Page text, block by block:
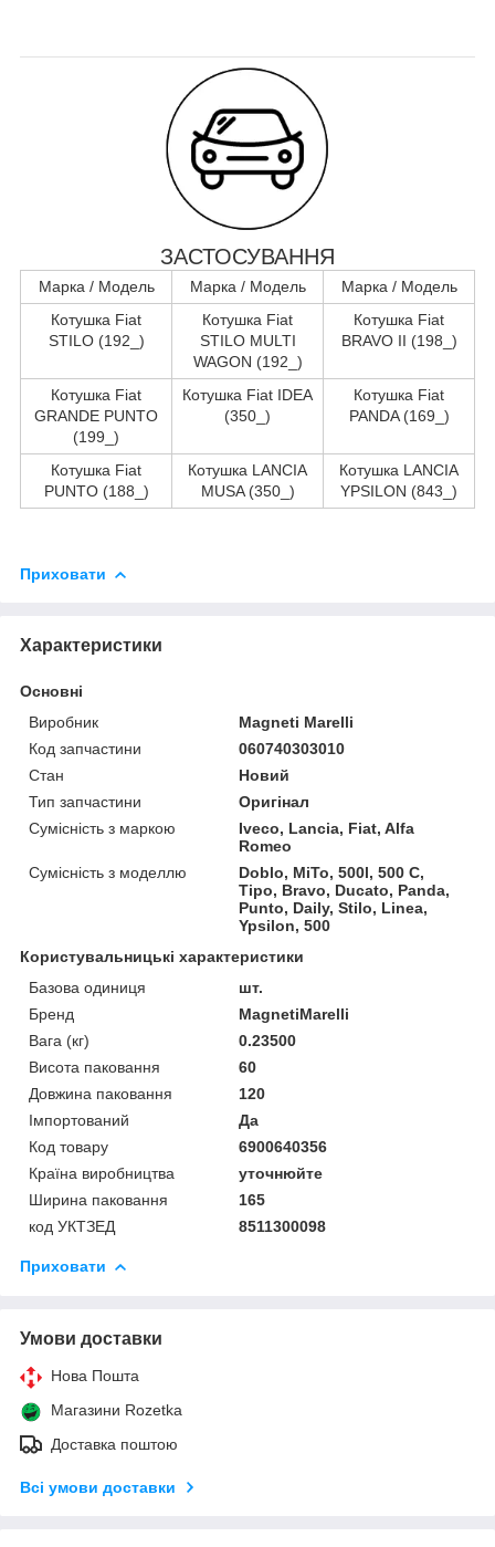
ЗАСТОСУВАННЯ
Марка / Модель Марка / Модель
Марка / Модель
Котушка Fiat
STILO (192_)
Котушка Fiat
STILO MULTI
WAGON (192_)
Котушка Fiat
BRAVO II (198_)
Котушка Fiat
GRANDE PUNTO
(199_)
Котушка Fiat IDEA
(350_)
Котушка Fiat
PANDA (169_)
Котушка Fiat
PUNTO (188_)
Котушка LANCIA
MUSA (350_)
Котушка LANCIA
YPSILON (843_)
Приховати
Характеристики
Основні
Виробник
Magneti Marelli
Код запчастини
060740303010
Стан
Новий
Тип запчастини
Оригінал
Сумісність з маркою
Iveco, Lancia, Fiat, Alfa
Romeo
Сумісність з моделлю
Doblo, MiTo, 500l, 500 C,
Tipo, Bravo, Ducato, Panda,
Punto, Daily, Stilo, Linea,
Ypsilon, 500
Користувальницькі характеристики
Базова одиниця
шт.
Бренд
MagnetiMarelli
Вага (кг)
0.23500
Висота паковання
60
Довжина паковання
120
Імпортований
Да
Код товару
6900640356
Країна виробництва
уточнюйте
Ширина паковання
165
код УКТЗЕД
8511300098
Приховати
Умови доставки
Нова Пошта
Магазини Rozetka
Доставка поштою
Всі умови доставки